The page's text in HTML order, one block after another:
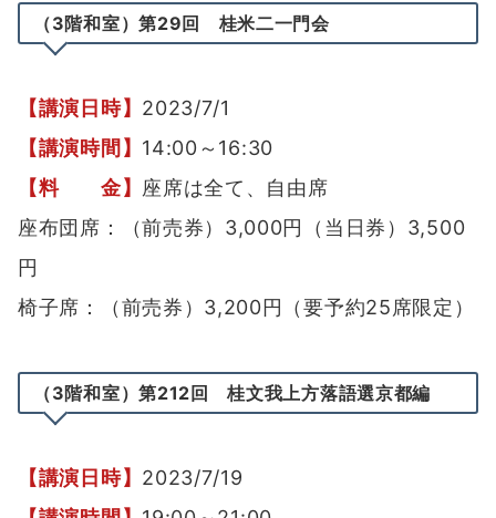
（3階和室）第29回 桂米二一門会
【講演日時】 2023/7/1
【講演時間】 14:00～16:30
【料 金】 座席は全て、自由席
座布団席：（前売券）3,000円（当日券）3,500
円
椅子席：（前売券）3,200円（要予約25席限定）
（3階和室）第212回 桂文我上方落語選京都編
【講演日時】 2023/7/19